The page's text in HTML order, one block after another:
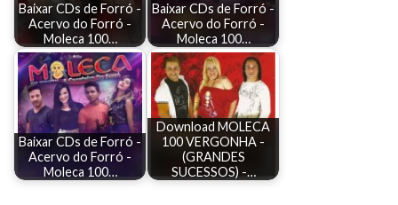
Baixar CDs de Forró -
Acervo do Forró -
Moleca 100…
Baixar CDs de Forró -
Acervo do Forró -
Moleca 100…
Baixar CDs de Forró -
Acervo do Forró -
Moleca 100…
Download MOLECA
100 VERGONHA -
(GRANDES
SUCESSOS) -…